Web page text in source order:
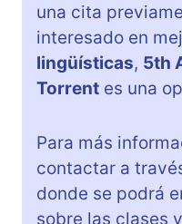
una cita
interesado en
lingüísticas, 5th
Torrent es una
Para más
contactar a
donde se podrá
sobre las clases